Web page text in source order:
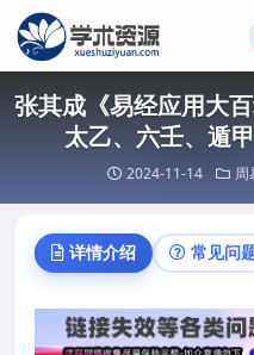
张其成《易经应用大
太乙、六壬、遁
2024-11-14 周
详情介绍 常见问